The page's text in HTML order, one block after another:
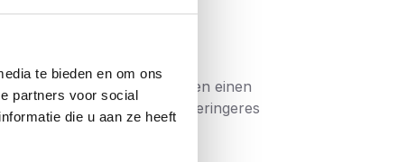
te bieden en om ons
partners voor social
die u aan ze heeft
werden und haben einen
und Schraube und ein geringeres
mit einer unsichtbaren